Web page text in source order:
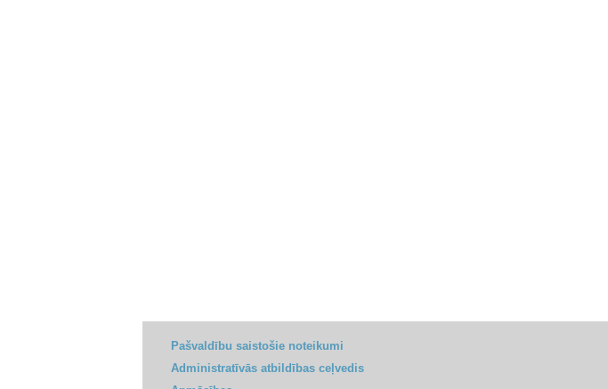
Pašvaldību saistošie noteikumi
Administratīvās atbildības ceļvedis